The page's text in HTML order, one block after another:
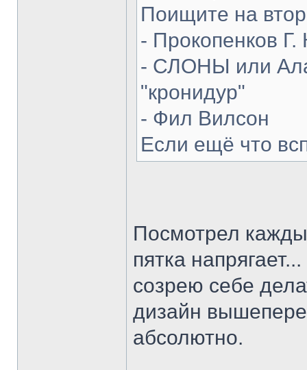
Поищите на
- Прокопенков Г.
- СЛОНЫ или
"кронидур"
- Фил Вилсон
Если ещё что
Посмотрел
пятка
созрею себе
дизайн
абсолютно.